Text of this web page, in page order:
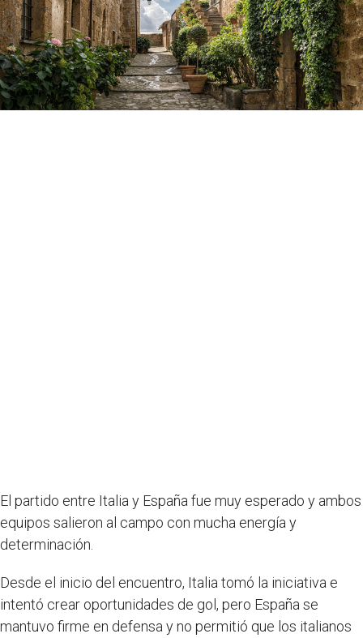
El partido entre Italia y España fue muy esperado y ambos
equipos salieron al campo con mucha energía y
determinación.
Desde el inicio del encuentro, Italia tomó la iniciativa e
intentó crear oportunidades de gol, pero España se
mantuvo firme en defensa y no permitió que los italianos